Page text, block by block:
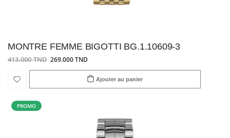
MONTRE FEMME BIGOTTI BG.1.10609-3
413.000 TND 269.000 TND
Ajouter au panier
PROMO